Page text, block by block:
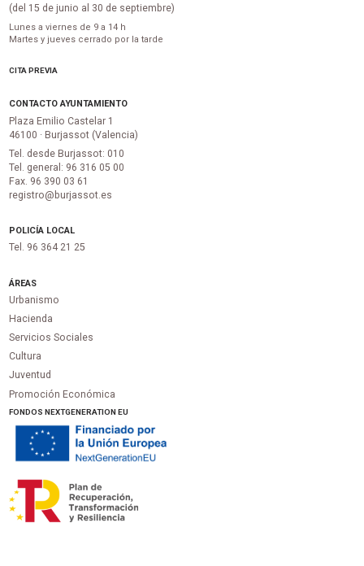
(del 15 de junio al 30 de septiembre)
Lunes a viernes de 9 a 14 h
Martes y jueves cerrado por la tarde
CITA PREVIA
CONTACTO AYUNTAMIENTO
Plaza Emilio Castelar 1
46100 · Burjassot (Valencia)
Tel. desde Burjassot: 010
Tel. general: 96 316 05 00
Fax. 96 390 03 61
registro@burjassot.es
POLICÍA LOCAL
Tel. 96 364 21 25
ÁREAS
Urbanismo
Hacienda
Servicios Sociales
Cultura
Juventud
Promoción Económica
FONDOS NEXTGENERATION EU